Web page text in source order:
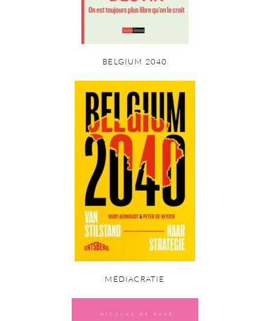
BELGIUM 2040
MÉDIACRATIE